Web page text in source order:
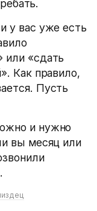
у вас уже есть
или «сдать
Как правило,
Пусть
и нужно
вы месяц или